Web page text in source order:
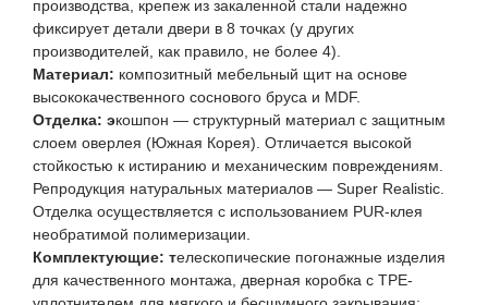
производства, крепеж из закаленной стали надежно
фиксирует детали двери в 8 точках (у других
производителей, как правило, не более 4).
Материал: композитный мебельный щит на основе
высококачественного соснового бруса и MDF.
Отделка: экошпон — структурный материал с защитным
слоем оверлея (Южная Корея). Отличается высокой
стойкостью к истиранию и механическим повреждениям.
Репродукция натуральных материалов — Super Realistic.
Отделка осуществляется с использованием PUR-клея
необратимой полимеризации.
Комплектующие: телескопические погонажные изделия
для качественного монтажа, дверная коробка с TPE-